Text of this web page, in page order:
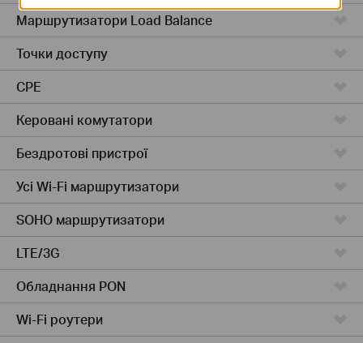
Маршрутизатори Load Balance
Точки доступу
CPE
Керовані комутатори
Бездротові пристрої
Усі Wi-Fi маршрутизатори
SOHO маршрутизатори
LTE/3G
Обладнання PON
Wi-Fi роутери